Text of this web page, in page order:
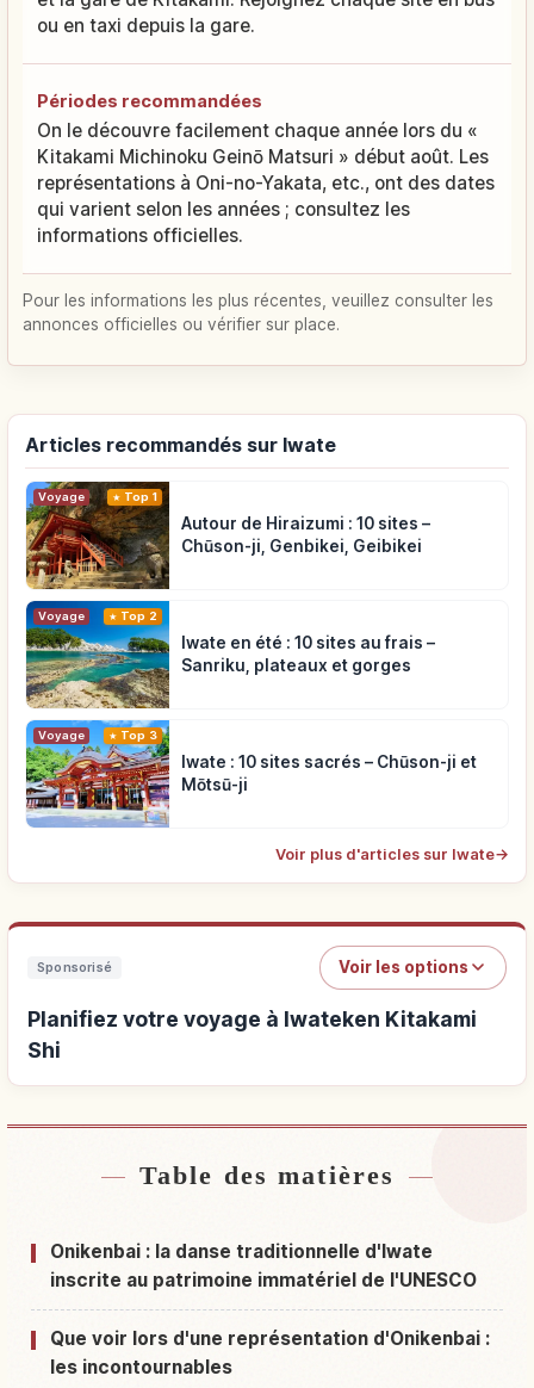
ou en taxi depuis la gare.
Périodes recommandées
On le découvre facilement chaque année lors du «
Kitakami Michinoku Geinō Matsuri » début août. Les
représentations à Oni-no-Yakata, etc., ont des dates
qui varient selon les années ; consultez les
informations officielles.
Pour les informations les plus récentes, veuillez consulter les
annonces officielles ou vérifier sur place.
Articles recommandés sur Iwate
Voyage Top 1
Autour de Hiraizumi : 10 sites –
Chūson-ji, Genbikei, Geibikei
Voyage Top 2
Iwate en été : 10 sites au frais –
Sanriku, plateaux et gorges
Voyage Top 3
Iwate : 10 sites sacrés – Chūson-ji et
Mōtsū-ji
Voir plus d'articles sur Iwate→
Sponsorisé Voir les options
Planifiez votre voyage à Iwateken Kitakami
Shi
Hébergements près de Iwateken Kitakami Shi
Activités à Iwateken Kitakami Shi↗
Table des matières
Onikenbai : la danse traditionnelle d'Iwate
inscrite au patrimoine immatériel de l'UNESCO
Que voir lors d'une représentation d'Onikenbai :
les incontournables